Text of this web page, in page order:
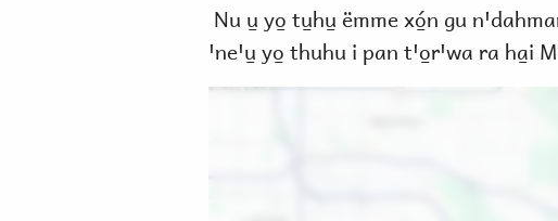
Nu u̱ yo̱ tu̱hu̱ ëmme xó̱n gu
ꞌneꞌu̱ yo̱ thuhu i pan tꞌo̱rꞌwa ra ha̱i